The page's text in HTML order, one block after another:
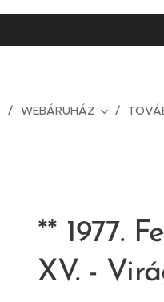
WEBÁRUHÁZ
** 1977.
XV. -